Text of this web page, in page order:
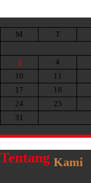
M
T
3
4
10
11
17
18
24
25
31
Tentang Kami